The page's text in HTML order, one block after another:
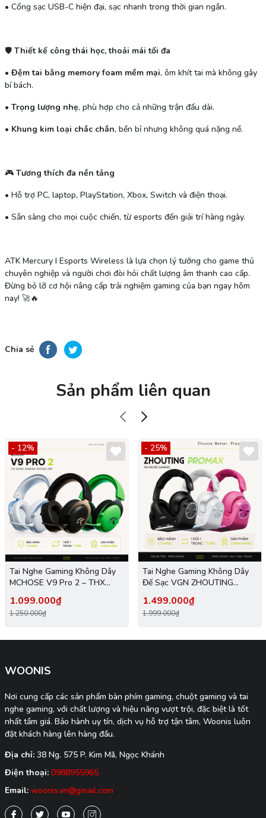
• Cổng sạc USB-C hiện đại, sạc nhanh trong thời gian ngắn.
🛡 Thiết kế công thái học, thoải mái tối đa
• Đệm tai bằng memory foam mềm mại, ôm khít tai mà không gây
bí bách.
• Trọng lượng nhẹ, phù hợp cho cả những trận đấu dài.
• Khung kim loại chắc chắn, bền bỉ nhưng không quá nặng nề.
🎮 Tương thích đa nền tảng
• Hỗ trợ PC, laptop, PlayStation, Xbox, Switch và điện thoại.
• Sẵn sàng cho mọi cuộc chiến, từ esports đến giải trí hàng ngày.
ATK Mercury I Esports Wireless là lựa chọn lý tưởng cho game thủ
chuyên nghiệp và người chơi đòi hỏi chất lượng âm thanh cao cấp.
Đừng bỏ lỡ cơ hội nâng cấp trải nghiệm gaming của bạn ngay hôm
nay! 🚀🔥
Chia sẻ
Sản phẩm liên quan
- 12%
Tai Nghe Gaming Không Dây
MCHOSE V9 Pro 2 – THX
Pin 300 Giờ
1.099.000₫
1.250.000₫
- 25%
Tai Nghe Gaming Không Dây
Đế Sạc VGN ZHOUTING
53mm, Xoay 90°, PIN
2000MAH, 120H Phạm vi 40m,
1.499.000₫
1.999.000₫
WOONIS
Nơi cung cấp các sản phẩm bàn phím gaming, chuột gaming và tai
nghe gaming, với chất lượng và hiệu năng vượt trội, đặc biệt là tốt
nhất tầm giá. Bảo hành uy tín, dịch vụ hỗ trợ tận tâm, Woonis luôn
đặt khách hàng lên hàng đầu.
Địa chỉ: 38 Ng. 575 P. Kim Mã, Ngọc Khánh
Điện thoại: 0988955965
Email: woonis.vn@gmail.com